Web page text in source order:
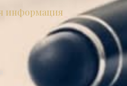
информация